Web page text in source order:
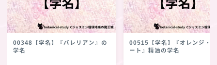
00348【学名】『バレリアン』の
学名
00515【学名】『オレンジ・
ート』精油の学名